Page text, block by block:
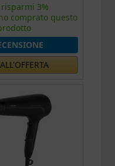
3%
comprato questo